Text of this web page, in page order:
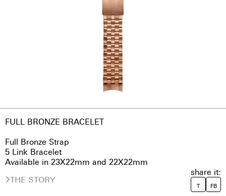
FULL BRONZE BRACELET
Full Bronze Strap
5 Link Bracelet
Available in 23X22mm and 22X22mm
THE STORY
share it:
T FB